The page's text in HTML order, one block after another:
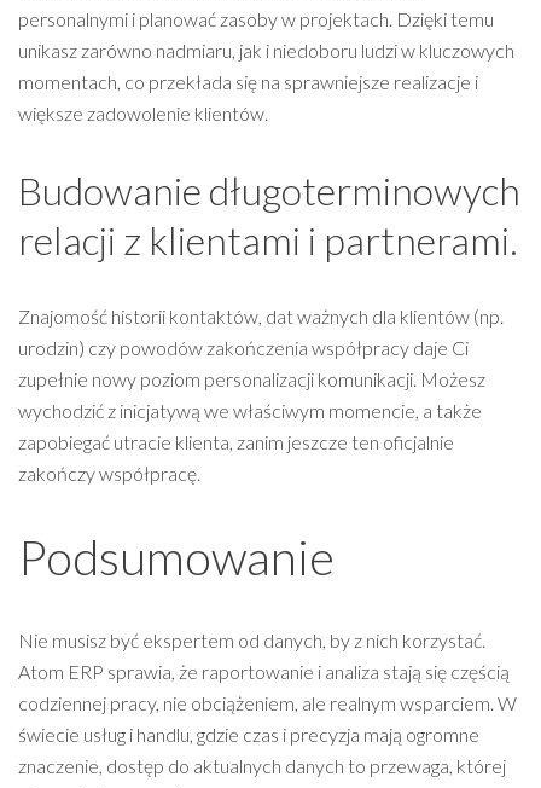
personalnymi i planować zasoby w projektach. Dzięki temu
unikasz zarówno nadmiaru, jak i niedoboru ludzi w kluczowych
momentach, co przekłada się na sprawniejsze realizacje i
większe zadowolenie klientów.
Budowanie długoterminowych
relacji z klientami i partnerami.
Znajomość historii kontaktów, dat ważnych dla klientów (np.
urodzin) czy powodów zakończenia współpracy daje Ci
zupełnie nowy poziom personalizacji komunikacji. Możesz
wychodzić z inicjatywą we właściwym momencie, a także
zapobiegać utracie klienta, zanim jeszcze ten oficjalnie
zakończy współpracę.
Podsumowanie
Nie musisz być ekspertem od danych, by z nich korzystać.
Atom ERP sprawia, że raportowanie i analiza stają się częścią
codziennej pracy, nie obciążeniem, ale realnym wsparciem. W
świecie usług i handlu, gdzie czas i precyzja mają ogromne
znaczenie, dostęp do aktualnych danych to przewaga, której